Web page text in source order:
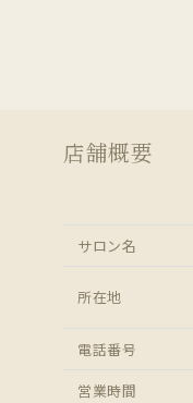
店舗概要
サロン名
所在地
電話番号
営業時間